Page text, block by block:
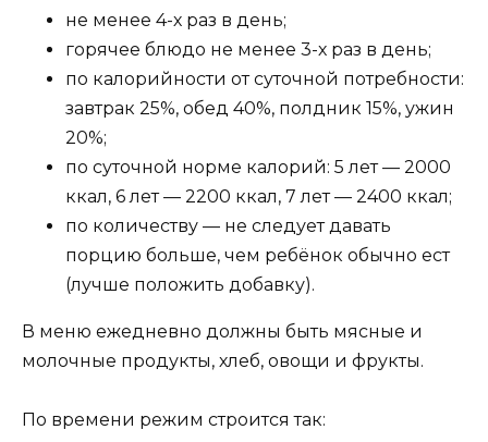
не менее 4-х раз в день;
горячее блюдо не менее 3-х раз в день;
по калорийности от суточной потребности:
завтрак 25%, обед 40%, полдник 15%, ужин
20%;
по суточной норме калорий: 5 лет — 2000
ккал, 6 лет — 2200 ккал, 7 лет — 2400 ккал;
по количеству — не следует давать
порцию больше, чем ребёнок обычно ест
(лучше положить добавку).
В меню ежедневно должны быть мясные и
молочные продукты, хлеб, овощи и фрукты.
По времени режим строится так: